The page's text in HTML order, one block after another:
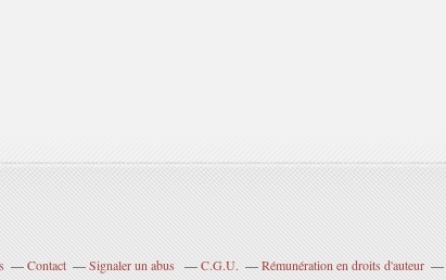
Contact Signaler un abus C.G.U. Rémunération en droits d'auteur